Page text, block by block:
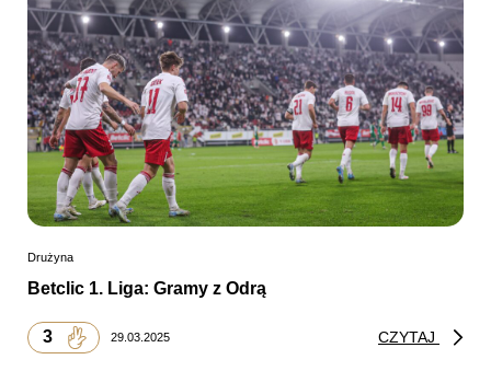
Drużyna
Betclic 1. Liga: Gramy z Odrą
3 29.03.2025 CZYTAJ